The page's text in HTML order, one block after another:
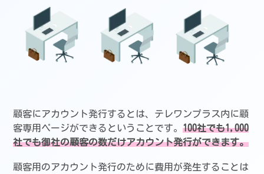
顧客にアカウント発行するとは、テレワンプラス内に顧
客専用ページができるということです。100社でも1,000
社でも御社の顧客の数だけアカウント発行ができます。
顧客用のアカウント発行のために費用が発生することは